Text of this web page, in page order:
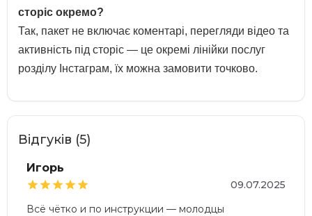
сторіс окремо?
Так, пакет не включає коментарі, перегляди відео та
активність під сторіс — це окремі лінійки послуг
розділу Інстаграм, їх можна замовити точково.
Відгуків (5)
Игорь

09.07.2025
Всё чётко и по инструкции — молодцы